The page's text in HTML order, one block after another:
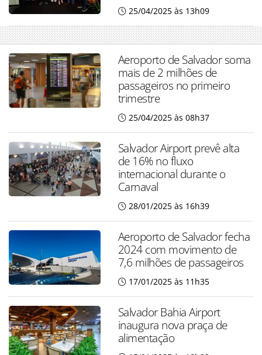
25/04/2025 às 13h09
Aeroporto de Salvador soma
mais de 2 milhões de
passageiros no primeiro
trimestre
25/04/2025 às 08h37
Salvador Airport prevê alta
de 16% no fluxo
internacional durante o
Carnaval
28/01/2025 às 16h39
Aeroporto de Salvador fecha
2024 com movimento de
7,6 milhões de passageiros
17/01/2025 às 11h35
Salvador Bahia Airport
inaugura nova praça de
alimentação